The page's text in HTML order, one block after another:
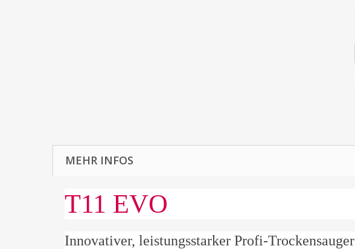
MEHR INFOS
T11 EVO
Innovativer, leistungsstarker Profi-Trockensauger